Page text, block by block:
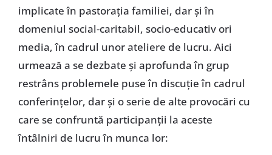
implicate în pastoraţia familiei, dar şi în
domeniul social-caritabil, socio-educativ ori
media, în cadrul unor ateliere de lucru. Aici
urmează a se dezbate şi aprofunda în grup
restrâns problemele puse în discuţie în cadrul
conferinţelor, dar şi o serie de alte provocări cu
care se confruntă participanţii la aceste
întâlniri de lucru în munca lor: